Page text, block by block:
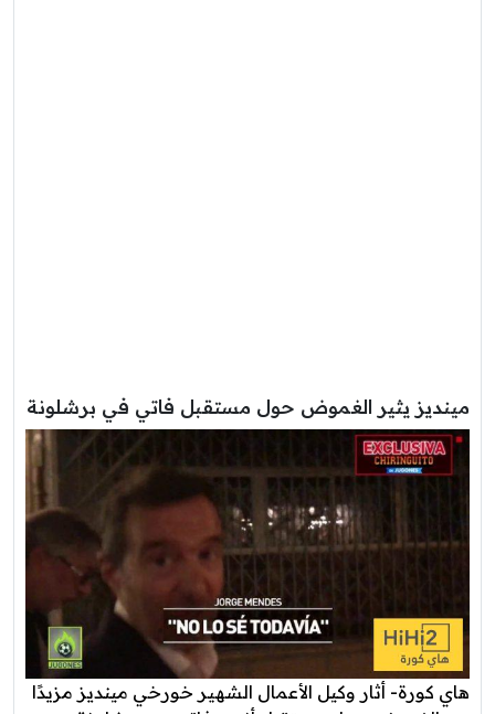
مينديز يثير الغموض حول مستقبل فاتي في برشلونة
هاي كورة- أثار وكيل الأعمال الشهير خورخي مينديز مزيدًا